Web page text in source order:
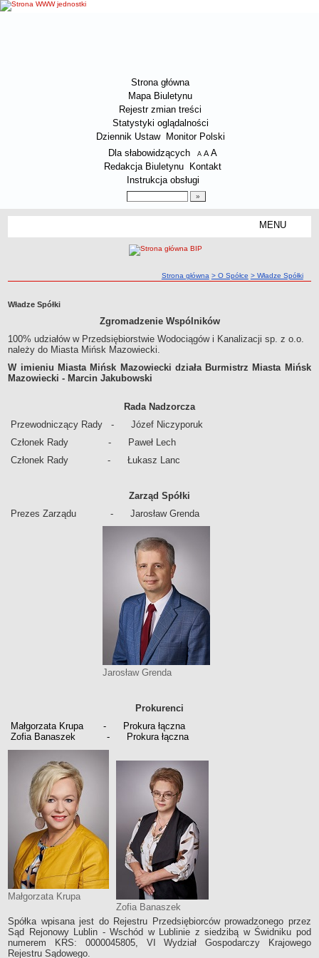
Strona główna
Mapa Biuletynu
Rejestr zmian treści
Statystyki oglądalności
Dziennik Ustaw
Monitor Polski
Menu dodatkowe
Dla słabowidzących A pomniejsz czcionkę
A standardowy rozmiar czcionki
A
Redakcja Biuletynu
Kontakt
Instrukcja obsługi
MENU
Załatwianie spraw przez interesantów
Zakres działalności Spółki
Historia Spółki
Władze Spółki
Regulamin Organizacyjny Spółki
Taryfa i cennik usług
Kontrole
Publiczny konkurs na funkcje członków Zarządu
Bilans Spółki
REGULAMIN DOSTARCZANIA WODY
Regulamin udzielania zamówień
Ogłoszenia kupna - sprzedaży
Nowości
Ogłoszenia i komunikaty
Przerwy w dostawie wody
Jakość wody
KONTAKT
RODO
DOSTĘP DO INFORMACJI PUBLICZNEJ
REDAKCJA BIP
DEKLARACJA DOSTĘPNOŚCI
ścieżka nawigacji
Strona główna > O Spółce > Władze Spółki
Władze Spółki
Zgromadzenie Wspólników
100% udziałów w Przedsiębiorstwie Wodociągów i Kanalizacji sp. z o.o.
należy do Miasta Mińsk Mazowiecki.
W imieniu Miasta Mińsk Mazowiecki działa Burmistrz Miasta Mińsk
Mazowiecki - Marcin Jakubowski
Rada Nadzorcza
Przewodniczący Rady - Józef Niczyporuk
Członek Rady - Paweł Lech
Członek Rady
- Łukasz Lanc
Zarząd Spółki
Prezes Zarządu - Jarosław Grenda
Jarosław Grenda
Prokurenci
Małgorzata Krupa - Prokura łączna
Zofia Banaszek - Prokura łączna
Małgorzata Krupa
Zofia Banaszek
Spółka wpisana jest do Rejestru Przedsiębiorców prowadzonego przez
Sąd Rejonowy Lublin - Wschód w Lublinie z siedzibą w Świdniku pod
numerem KRS: 0000045805, VI Wydział Gospodarczy Krajowego
Rejestru Sądowego.